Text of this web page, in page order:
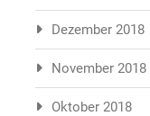
Dezember 2018
November 2018
Oktober 2018